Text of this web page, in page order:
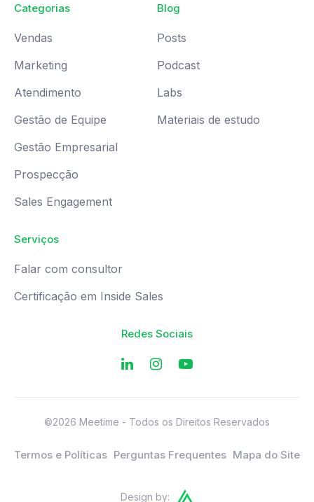
Categorias
Vendas
Marketing
Atendimento
Gestão de Equipe
Gestão Empresarial
Prospecção
Sales Engagement
Blog
Posts
Podcast
Labs
Materiais de estudo
Serviços
Falar com consultor
Certificação em Inside Sales
Redes Sociais
©2026 Meetime - Todos os Direitos Reservados
Termos e Políticas Perguntas Frequentes Mapa do Site
Design by: